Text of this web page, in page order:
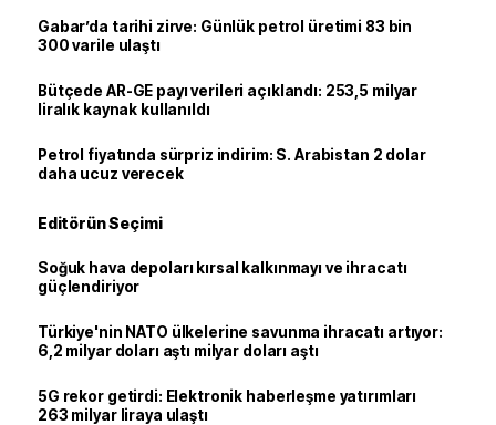
Gabar’da tarihi zirve: Günlük petrol üretimi 83 bin
300 varile ulaştı
Bütçede AR-GE payı verileri açıklandı: 253,5 milyar
liralık kaynak kullanıldı
Petrol fiyatında sürpriz indirim: S. Arabistan 2 dolar
daha ucuz verecek
Editörün Seçimi
Soğuk hava depoları kırsal kalkınmayı ve ihracatı
güçlendiriyor
Türkiye'nin NATO ülkelerine savunma ihracatı artıyor:
6,2 milyar doları aştı milyar doları aştı
5G rekor getirdi: Elektronik haberleşme yatırımları
263 milyar liraya ulaştı